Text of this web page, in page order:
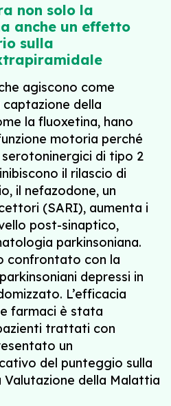
non solo la
anche un effetto
sulla
agiscono come
della
la fluoxetina, hano
motoria perché
di tipo 2
il rilascio di
il nefazodone, un
(SARI), aumenta i
post-sinaptico,
parkinsoniana.
confrontato con la
depressi in
L’efficacia
farmaci è stata
trattati con
un
del punteggio sulla
della Malattia